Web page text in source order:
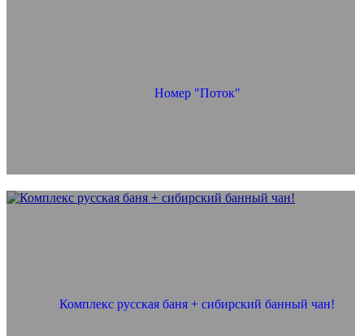
Номер "Поток"
Комплекс русская баня + сибирский банный чан!